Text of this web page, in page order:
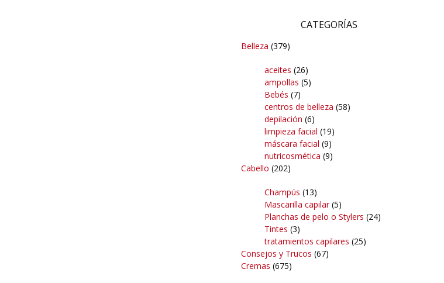
CATEGORÍAS
Belleza (379)
aceites (26)
ampollas (5)
Bebés (7)
centros de belleza (58)
depilación (6)
limpieza facial (19)
máscara facial (9)
nutricosmética (9)
Cabello (202)
Champús (13)
Mascarilla capilar(5)
Planchas de pelo o Stylers (24)
Tintes (3)
tratamientos capilares (25)
Consejos y Trucos (67)
Cremas (675)